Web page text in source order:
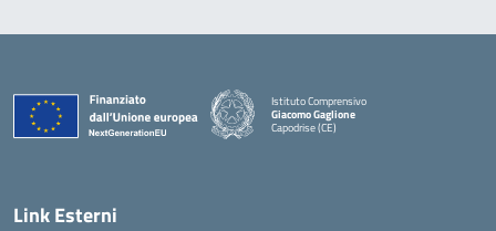
Istituto Comprensivo
Giacomo Gaglione
Capodrise (CE)
— Visita la pagina iniziale della scuola
Link Esterni